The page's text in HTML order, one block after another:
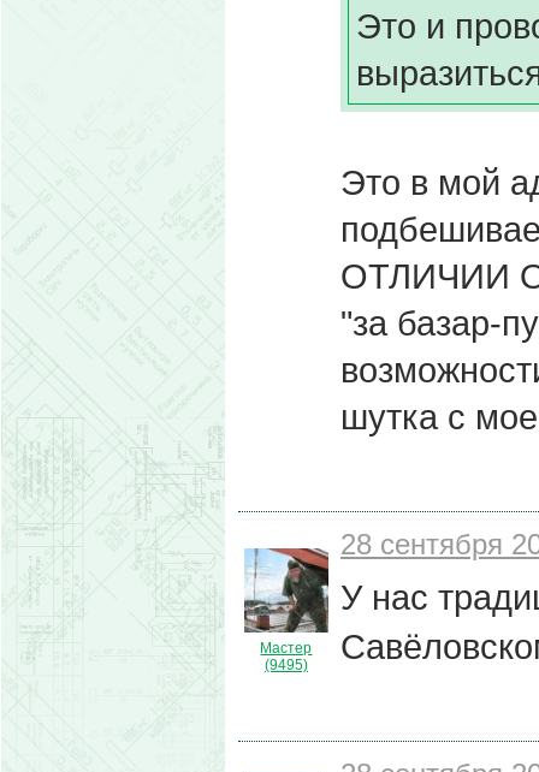
Это и
Это в мой
ОТЛИЧИИ
"за базар-
шутка с
Мастер
(9495)
28 сентября
У нас